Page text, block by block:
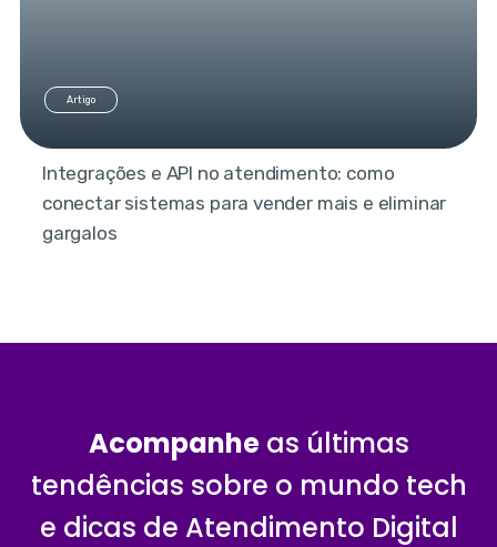
Artigo
Integrações e API no atendimento: como
conectar sistemas para vender mais e eliminar
gargalos
Acompanheas últimas
tendências sobre o mundo tech
e dicas de Atendimento Digital